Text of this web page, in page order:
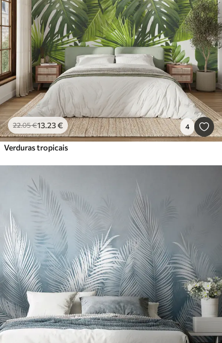
22.05€13.23€ 4
Verduras tropicais